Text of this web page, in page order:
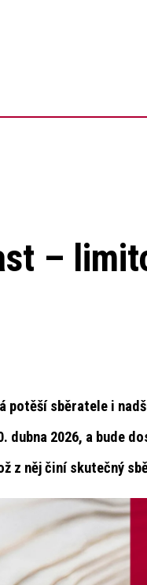
–
sběratele i
dubna 2026, a bude
z něj činí skutečný